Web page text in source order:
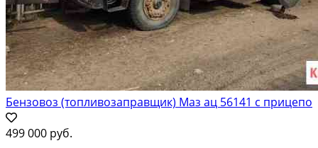
Бензовоз (топливозаправщик) Маз ац 56141 с прицепо
499 000 руб.